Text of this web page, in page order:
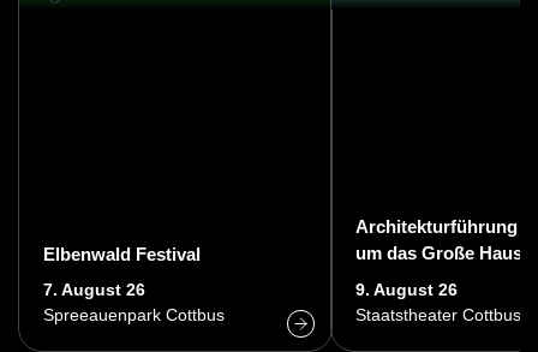
Elbenwald Festival
7. August 26
Spreeauenpark Cottbus
Architekturführung
um das Große Haus
Staatstheaters
9. August 26
Staatstheater Cottbus